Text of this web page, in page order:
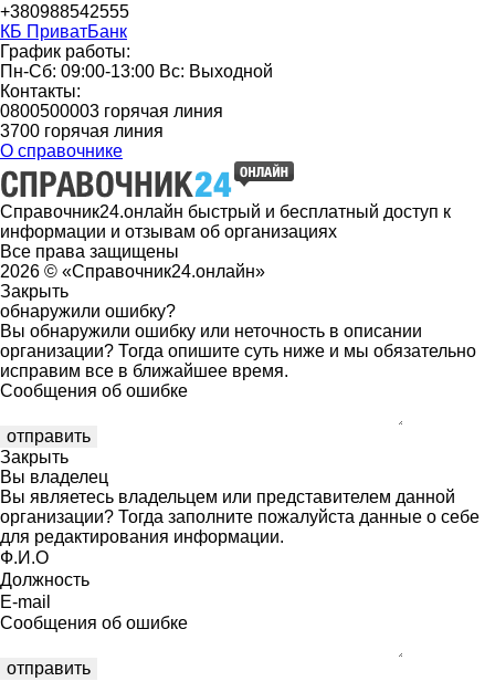
+380988542555
КБ ПриватБанк
График работы:
Пн-Сб: 09:00-13:00 Вс: Выходной
Контакты:
0800500003 горячая линия
3700 горячая линия
О справочнике
Справочник24.онлайн быстрый и бесплатный доступ к
информации и отзывам об организациях
Все права защищены
2026 © «Справочник24.онлайн»
Закрыть
обнаружили ошибку?
Вы обнаружили ошибку или неточность в описании
организации? Тогда опишите суть ниже и мы обязательно
исправим все в ближайшее время.
Сообщения об ошибке
Закрыть
Вы владелец
Вы являетесь владельцем или представителем данной
организации? Тогда заполните пожалуйста данные о себе
для редактирования информации.
Ф.И.О
Должность
E-mail
Сообщения об ошибке